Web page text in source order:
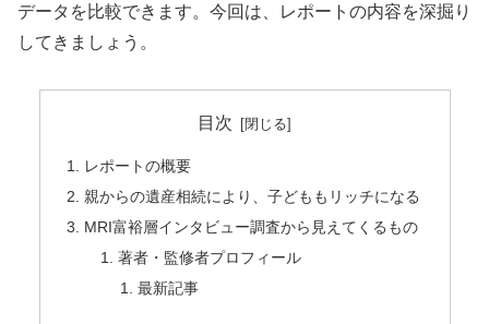
データを比較できます。今回は、レポートの内容を深掘り
してきましょう。
目次
レポートの概要
親からの遺産相続により、子どももリッチになる
MRI富裕層インタビュー調査から見えてくるもの
著者・監修者プロフィール
最新記事